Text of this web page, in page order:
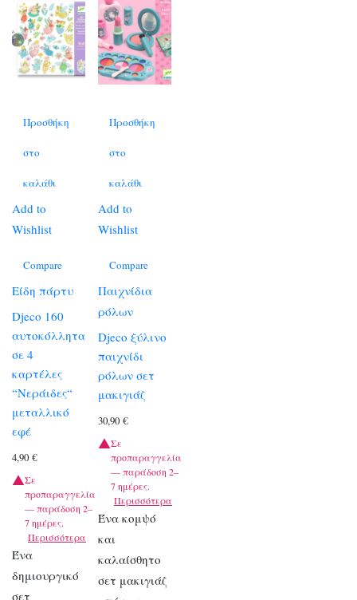
Προσθήκη
στο
καλάθι
Add to
Wishlist
Compare
Είδη πάρτυ
Djeco 160
αυτοκόλλητα
σε 4
καρτέλες
“Νεράιδες“
μεταλλικό
εφέ
4,90 €
Σε
προπαραγγελία
— παράδοση 2–
7 ημέρες.
Περισσότερα
Ένα
δημιουργικό
σετ
Προσθήκη
στο
καλάθι
Add to
Wishlist
Compare
Παιχνίδια
ρόλων
Djeco ξύλινο
παιχνίδι
ρόλων σετ
μακιγιάζ
30,90€
Σε
προπαραγγελία
— παράδοση 2–
7 ημέρες.
Περισσότερα
Ένα κομψό
και
καλαίσθητο
σετ μακιγιάζ